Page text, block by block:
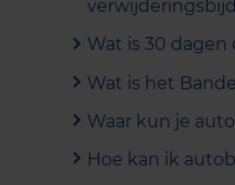
Wat is 30
Wat is het
Waar kun je
Hoe kan ik